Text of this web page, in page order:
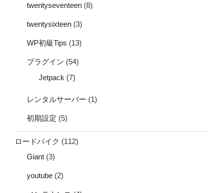
twentyseventeen (8)
twentysixteen (3)
WP初級Tips (13)
プラグイン (54)
Jetpack (7)
レンタルサーバー (1)
初期設定 (5)
ロードバイク (112)
Giant (3)
youtube (2)